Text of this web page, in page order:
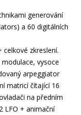
generování
a 60 digitálních
celkové zkreslení.
vysoce
arpeggiator
matricí čítající 16
na předním
LFO + animační